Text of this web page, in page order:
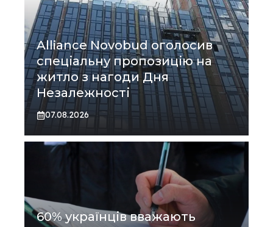
Alliance Novobud оголосив
спеціальну пропозицію на
житло з нагоди Дня
Незалежності
07.08.2026
60% українців вважають